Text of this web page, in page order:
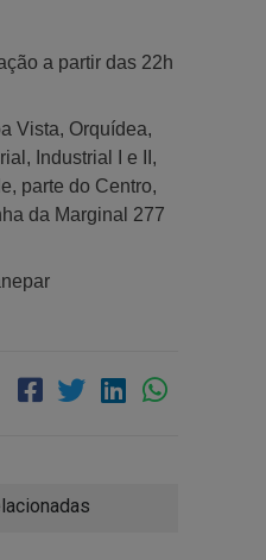
a partir das 22h
Vista, Orquídea,
Industrial I e II,
parte do Centro,
da Marginal 277